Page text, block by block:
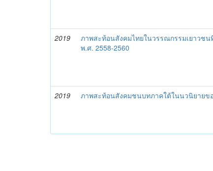
2019
ภาพสะท้อนสังคมไทยในวรรณกรรมเยาวชน
พ.ศ. 2558-2560
2019
ภาพสะท้อนสังคมชนบทภาคใต้ในนวนิยายข